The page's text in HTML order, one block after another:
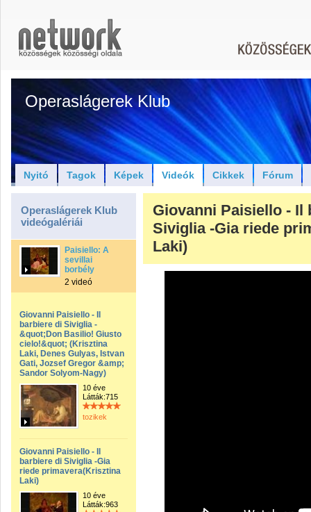
Operaslágerek Klub
Nyitó Tagok Képek Videók Cikkek Fórum
Operaslágerek Klub
videógalériái
Paisiello: A
sevillai
borbély
2 videó
Giovanni Paisiello - Il
barbiere di Siviglia -
&quot;Don Basilio! Giusto
cielo!&quot; (Krisztina
Laki, Denes Gulyas, Istvan
Gati, Jozsef Gregor &amp;
Sandor Solyom-Nagy)
10 éve
Látták:715
tozikek
Giovanni Paisiello - Il
barbiere di Siviglia -Gia
riede primavera(Krisztina
Laki)
10 éve
Látták:963
Giovanni Paisiello - Il
Siviglia -Gia riede
Laki)